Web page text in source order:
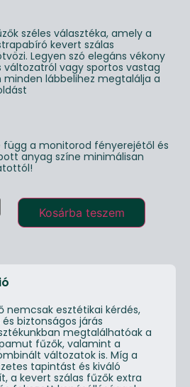
széles választéka, amely a
kevert szálas
Legyen szó elegáns vékony
változatról vagy sportos vastag
minden lábbelihez megtalálja a
függ a monitorod fényerejétől és
anyag színe minimálisan
Kosárba teszem
nemcsak esztétikai kérdés,
biztonságos járás
megtalálhatóak a
fűzők, valamint a
változatok is. Míg a
tapintást és kiváló
a kevert szálas fűzők extra